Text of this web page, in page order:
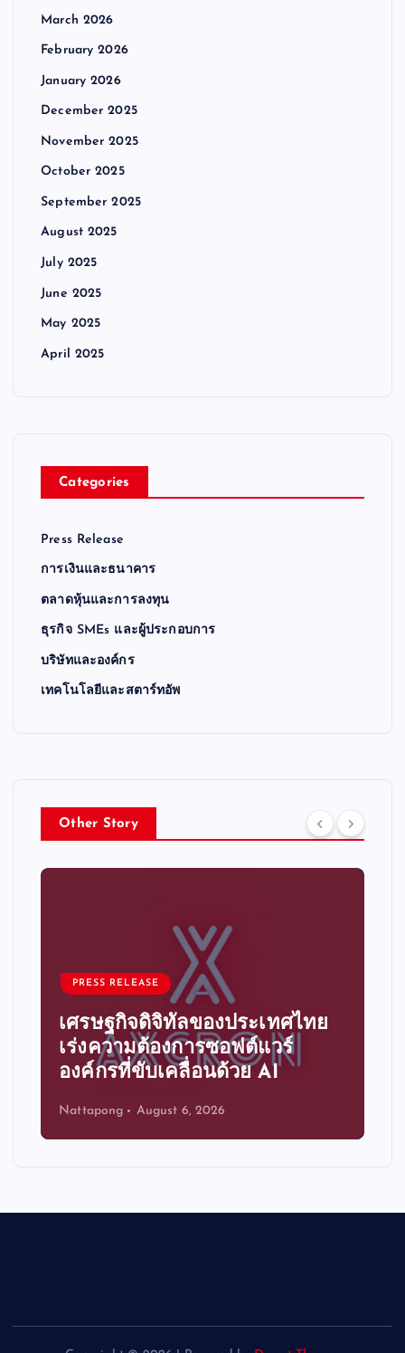
March 2026
February 2026
January 2026
December 2025
November 2025
October 2025
September 2025
August 2025
July 2025
June 2025
May 2025
April 2025
Categories
Press Release
การเงินและธนาคาร
ตลาดหุ้นและการลงทุน
ธุรกิจ SMEs และผู้ประกอบการ
บริษัทและองค์กร
เทคโนโลยีและสตาร์ทอัพ
Other Story
PRESS RELEASE
เศรษฐกิจดิจิทัลของประเทศไทย
เร่งความต้องการซอฟต์แวร์
องค์กรที่ขับเคลื่อนด้วย AI
Nattapong August 6, 2026